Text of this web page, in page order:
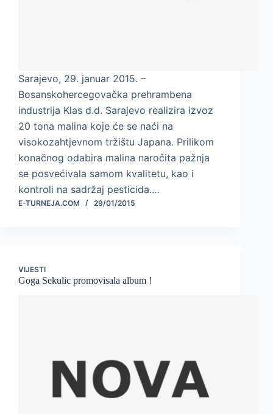
Sarajevo, 29. januar 2015. –
Bosanskohercegovačka prehrambena
industrija Klas d.d. Sarajevo realizira izvoz
20 tona malina koje će se naći na
visokozahtjevnom tržištu Japana. Prilikom
konačnog odabira malina naročita pažnja
se posvećivala samom kvalitetu, kao i
kontroli na sadržaj pesticida.…
E-TURNEJA.COM 29/01/2015
VIJESTI
Goga Sekulic promovisala album !